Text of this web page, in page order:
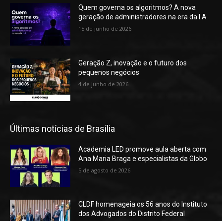
Quem governa os algoritmos? A nova
geração de administradores na era da I.A
15 de junho de 2026
Geração Z, inovação e o futuro dos
pequenos negócios
4 de junho de 2026
Últimas notícias de Brasília
Academia LED promove aula aberta com
Ana Maria Braga e especialistas da Globo
5 de agosto de 2026
CLDF homenageia os 56 anos do Instituto
dos Advogados do Distrito Federal